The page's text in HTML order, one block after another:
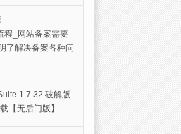
程_网站备案需要
了解决备案各种问
1.7.32 破解版
【无后门版】